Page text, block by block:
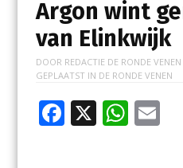
Argon wint
van Elinkwijk
DOOR REDACTIE DE RONDE VENEN
GEPLAATST IN DE RONDE VENEN
F X W E